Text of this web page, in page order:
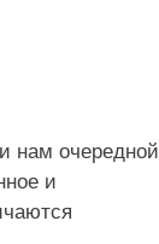
нам очередной
и